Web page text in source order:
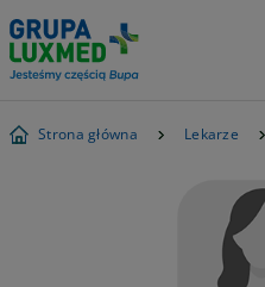
Strona główna Lekarze